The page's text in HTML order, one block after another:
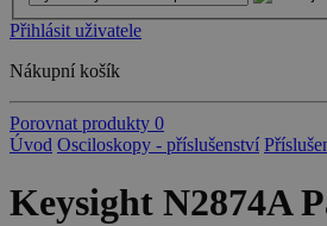
Přihlásit uživatele
Nákupní košík
Porovnat produkty 0
Úvod Osciloskopy - příslušenství
Keysight N2874A